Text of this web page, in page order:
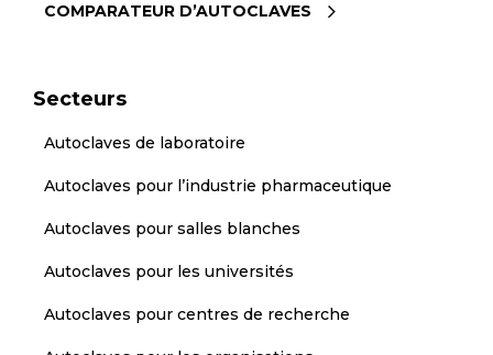
COMPARATEUR D’AUTOCLAVES
Secteurs
Autoclaves de laboratoire
Autoclaves pour l’industrie pharmaceutique
Autoclaves pour salles blanches
Autoclaves pour les universités
Autoclaves pour centres de recherche